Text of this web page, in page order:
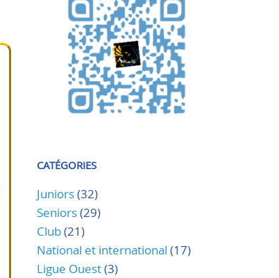
CATÉGORIES
Juniors(32)
Seniors(29)
Club(21)
National et international (17)
Ligue Ouest(3)